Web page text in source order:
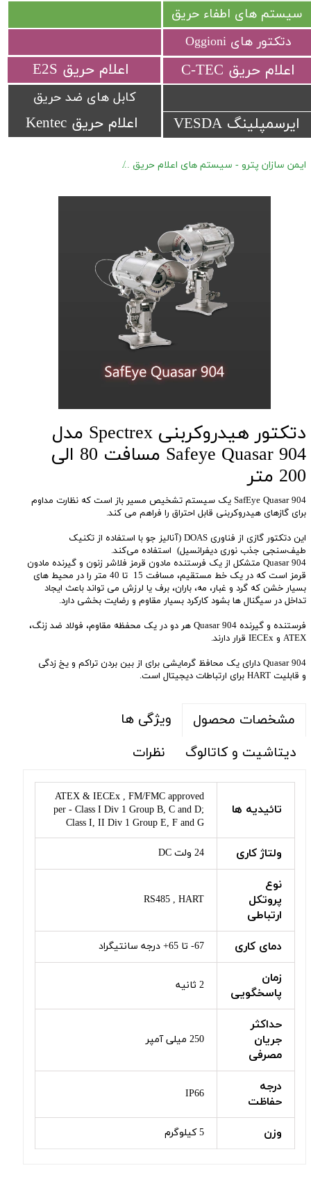
اعلام حریق Kentec
​اعلام حریق C-TEC​​​​​​​ ​اعلام حریق E2S
ایرسمپلینگ VESDA
سیستم های اطفاء حریق
کابل های ضد حریق
دتکتور های Oggioni
ایمن سازان پترو - سیستم های اعلام حریق
دتکتور هیدروکربنی Spectrex مدل
Safeye Quasar 904 مسافت 80 الی
200 متر
SafEye Quasar 904 یک سیستم تشخیص مسیر باز است که نظارت مداوم
برای گازهای هیدروکربنی قابل احتراق را فراهم می کند.
این دتکتور گازی از فناوری DOAS (آنالیز جو با استفاده از تکنیک
طیف‌سنجی جذب نوری دیفرانسیل) استفاده می‌کند.
Quasar 904 متشکل از یک فرستنده مادون قرمز فلاشر زنون و گیرنده مادون
قرمز است که در یک خط مستقیم، مسافت 15 تا 40 متر را در محیط های
بسیار خشن که گرد و غبار، مه، باران، برف یا لرزش می تواند باعث ایجاد
تداخل در سیگنال ها بشود کارکرد بسیار مقاوم و رضایت بخشی دارد.
فرستنده و گیرنده Quasar 904 هر دو در یک محفظه مقاوم، فولاد ضد زنگ،
ATEX و IECEx قرار دارند.
Quasar 904 دارای یک محافظ گرمایشی برای از بین بردن تراکم و یخ زدگی
و قابلیت HART برای ارتباطات دیجیتال است.
مشخصات محصول
ویژگی ها
دیتاشیت و کاتالوگ
نظرات
تائیدیه ها
ATEX & IECEx , FM/FMC approved
per - Class I Div 1 Group B, C and D;
Class I, II Div 1 Group E, F and G
ولتاژ کاری 24 ولت DC
نوع
پروتکل
ارتباطی
RS485 , HART
دمای کاری 67- تا 65+ درجه سانتیگراد
زمان
پاسخگویی
2 ثانیه
حداکثر
جریان
مصرفی
250 میلی آمپر
درجه
حفاظت
IP66
وزن 5 کیلوگرم